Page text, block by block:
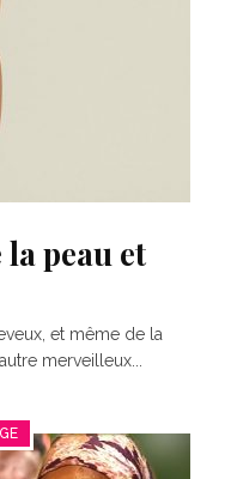
la peau et
et même de la
merveilleux...